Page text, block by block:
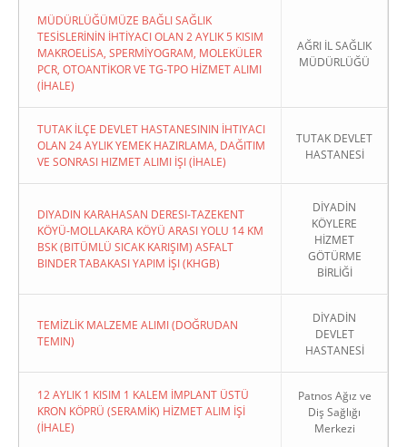
MÜDÜRLÜĞÜMÜZE BAĞLI SAĞLIK
TESİSLERİNİN İHTİYACI OLAN 2 AYLIK 5 KISIM
MAKROELİSA, SPERMİYOGRAM, MOLEKÜLER
PCR, OTOANTİKOR VE TG-TPO HİZMET ALIMI
(İHALE)
AĞRI İL SAĞLIK
MÜDÜRLÜĞÜ
TUTAK İLÇE DEVLET HASTANESININ İHTIYACI
OLAN 24 AYLIK YEMEK HAZIRLAMA, DAĞITIM
VE SONRASI HIZMET ALIMI İŞI (İHALE)
TUTAK DEVLET
HASTANESİ
DIYADIN KARAHASAN DERESI-TAZEKENT
KÖYÜ-MOLLAKARA KÖYÜ ARASI YOLU 14 KM
BSK (BITÜMLÜ SICAK KARIŞIM) ASFALT
BINDER TABAKASI YAPIM İŞI (KHGB)
DİYADİN
KÖYLERE
HİZMET
GÖTÜRME
BİRLİĞİ
TEMİZLİK MALZEME ALIMI (DOĞRUDAN
TEMIN)
DİYADİN
DEVLET
HASTANESİ
12 AYLIK 1 KISIM 1 KALEM İMPLANT ÜSTÜ
KRON KÖPRÜ (SERAMİK) HİZMET ALIM İŞİ
(İHALE)
Patnos Ağız ve
Diş Sağlığı
Merkezi